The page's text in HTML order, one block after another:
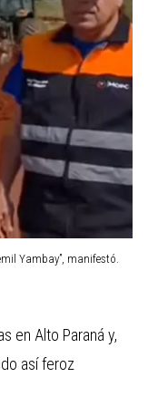
Yambay”, manifestó.
en Alto Paraná y,
así feroz